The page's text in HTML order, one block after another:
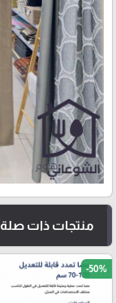
منتجات ذات صلة
-50%